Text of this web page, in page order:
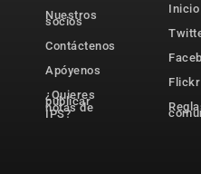
Nuestros
socios
Contáctenos
Apóyenos
¿Quieres
publicar
notas de
IPS?
Inicio
Flickr